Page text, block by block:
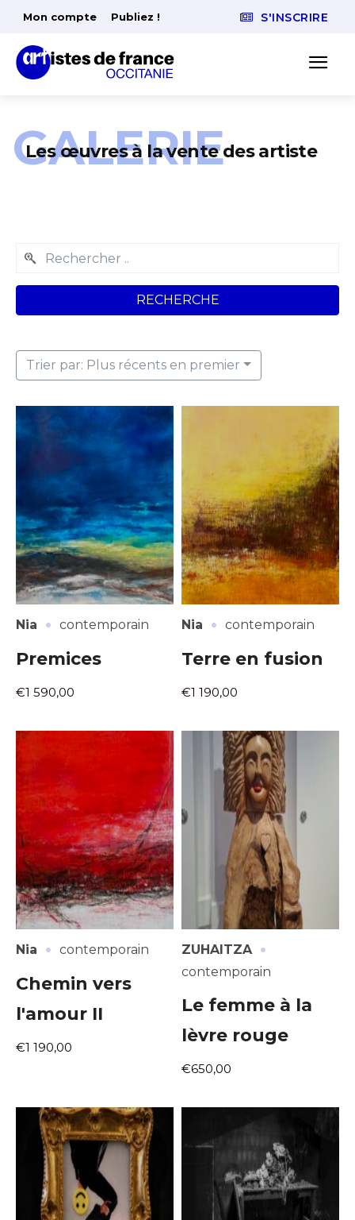
Mon compte Publiez ! S'INSCRIRE
Les œuvres à la vente des artiste
GALERIE
RECHERCHE
Trier par: Plus récents en premier
Nia · contemporain
Premices
€1 590,00
Nia · contemporain
Terre en fusion
€1 190,00
Nia · contemporain
Chemin vers
l'amour II
€1 190,00
ZUHAITZA ·
contemporain
Le femme à la
lèvre rouge
€650,00